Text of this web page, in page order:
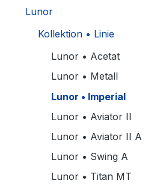
Lunor
Kollektion • Linie
Lunor • Acetat
Lunor • Metall
Lunor • Imperial
Lunor • Aviator II
Lunor • Aviator II A
Lunor • Swing A
Lunor • Titan MT